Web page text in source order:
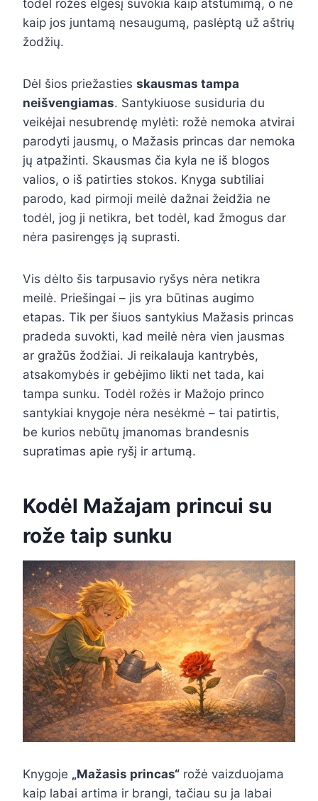
todėl rožės elgesį suvokia kaip atstūmimą, o ne
kaip jos juntamą nesaugumą, paslėptą už aštrių
žodžių.
Dėl šios priežasties skausmas tampa
neišvengiamas. Santykiuose susiduria du
veikėjai nesubrendę mylėti: rožė nemoka atvirai
parodyti jausmų, o Mažasis princas dar nemoka
jų atpažinti. Skausmas čia kyla ne iš blogos
valios, o iš patirties stokos. Knyga subtiliai
parodo, kad pirmoji meilė dažnai žeidžia ne
todėl, jog ji netikra, bet todėl, kad žmogus dar
nėra pasirengęs ją suprasti.
Vis dėlto šis tarpusavio ryšys nėra netikra
meilė. Priešingai – jis yra būtinas augimo
etapas. Tik per šiuos santykius Mažasis princas
pradeda suvokti, kad meilė nėra vien jausmas
ar gražūs žodžiai. Ji reikalauja kantrybės,
atsakomybės ir gebėjimo likti net tada, kai
tampa sunku. Todėl rožės ir Mažojo princo
santykiai knygoje nėra nesėkmė – tai patirtis,
be kurios nebūtų įmanomas brandesnis
supratimas apie ryšį ir artumą.
Kodėl Mažajam princui su
rože taip sunku
Knygoje „Mažasis princas“ rožė vaizduojama
kaip labai artima ir brangi, tačiau su ja labai